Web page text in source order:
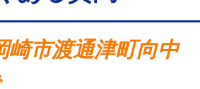
崎市渡通津町向中